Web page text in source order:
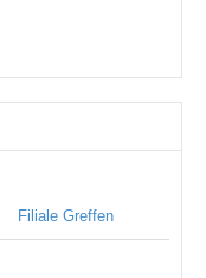
Filiale Greffen